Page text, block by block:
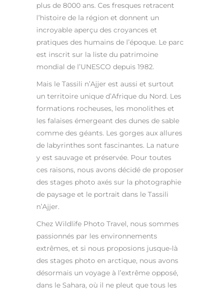
plus de 8000 ans. Ces fresques retracent
l’histoire de la région et donnent un
incroyable aperçu des croyances et
pratiques des humains de l’époque. Le parc
est inscrit sur la liste du patrimoine
mondial de l’UNESCO depuis 1982.
Mais le Tassili n’Ajjer est aussi et surtout
un territoire unique d’Afrique du Nord. Les
formations rocheuses, les monolithes et
les falaises émergeant des dunes de sable
comme des géants. Les gorges aux allures
de labyrinthes sont fascinantes. La nature
y est sauvage et préservée. Pour toutes
ces raisons, nous avons décidé de proposer
des stages photo axés sur la photographie
de paysage et le portrait dans le Tassili
n’Ajjer.
Chez Wildlife Photo Travel, nous sommes
passionnés par les environnements
extrêmes, et si nous proposions jusque-là
des stages photo en arctique, nous avons
désormais un voyage à l’extrême opposé,
dans le Sahara, où il ne pleut que tous les